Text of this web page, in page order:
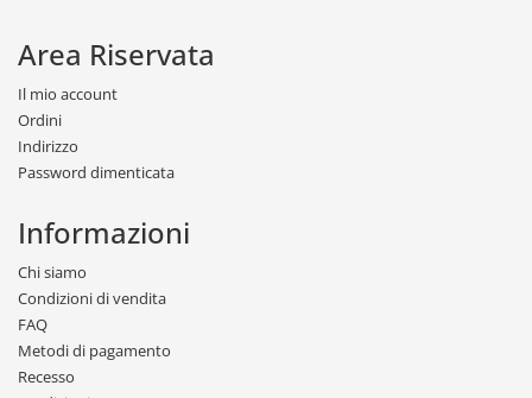
Area Riservata
Il mio account
Ordini
Indirizzo
Password dimenticata
Informazioni
Chi siamo
Condizioni di vendita
FAQ
Metodi di pagamento
Recesso